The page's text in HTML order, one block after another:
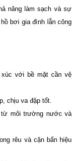
năng làm sạch và sự
bơi gia đình lẫn công
xúc với bề mặt cần vệ
chịu va đập tốt.
từ môi trường nước và
rêu và cặn bẩn hiệu